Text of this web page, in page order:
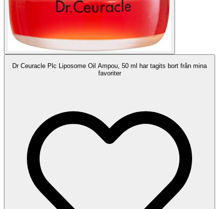
Dr Ceuracle Plc Liposome Oil Ampou, 50 ml har tagits bort från mina
favoriter